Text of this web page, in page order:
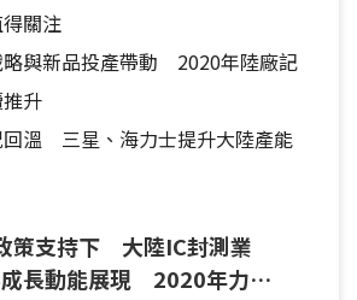
關注
略與新品投產帶動 2020年陸廠記
升
回溫 三星、海力士提升大陸產能
策支持下 大陸IC封測業
長動能展現 2020年力道